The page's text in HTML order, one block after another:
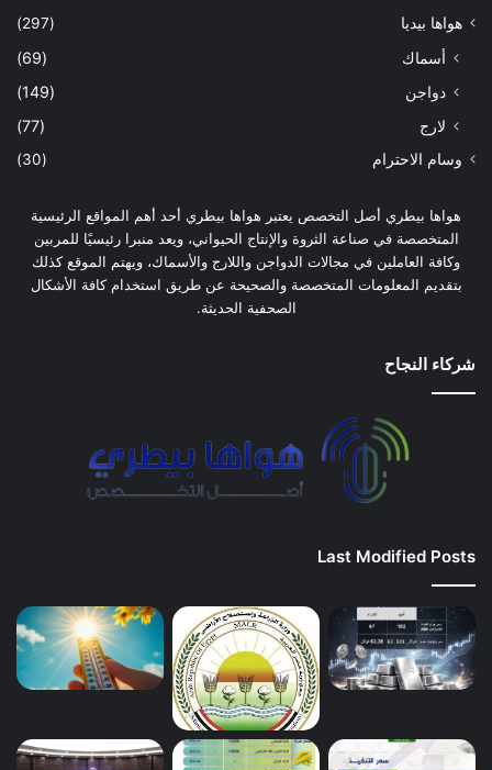
هواها بيديا
(297)
أسماك
(69)
دواجن
(149)
لارج
(77)
وسام الاحترام (30)
هواها بيطري أصل التخصص يعتبر هواها بيطري أحد أهم المواقع الرئيسية
المتخصصة في صناعة الثروة والإنتاج الحيواني، ويعد منبرا رئيسيًا للمربين
وكافة العاملين في مجالات الدواجن واللارج والأسماك، ويهتم الموقع كذلك
بتقديم المعلومات المتخصصة والصحيحة عن طريق استخدام كافة الأشكال
الصحفية الحديثة.
شركاء النجاح
Last Modified Posts